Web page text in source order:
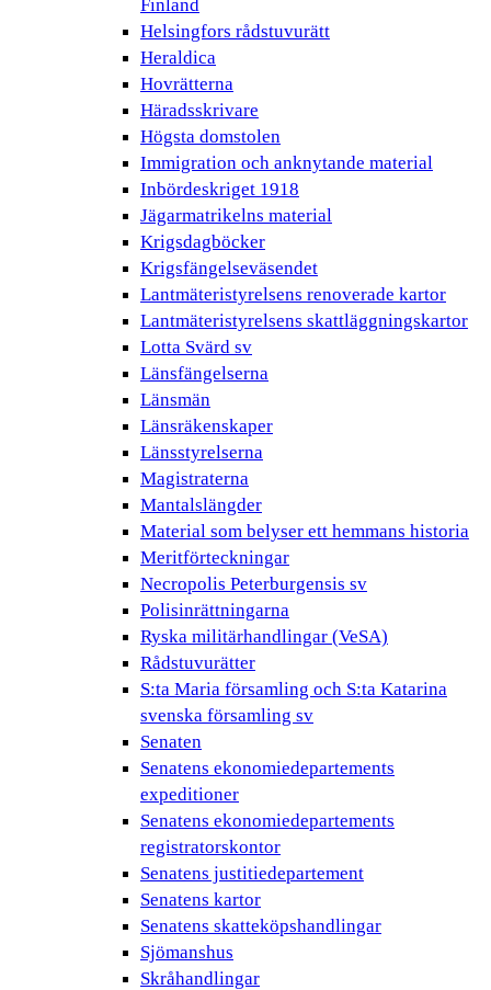
Finland
Helsingfors rådstuvurätt
Heraldica
Hovrätterna
Häradsskrivare
Högsta domstolen
Immigration och anknytande material
Inbördeskriget 1918
Jägarmatrikelns material
Krigsdagböcker
Krigsfängelseväsendet
Lantmäteristyrelsens renoverade kartor
Lantmäteristyrelsens skattläggningskartor
Lotta Svärd sv
Länsfängelserna
Länsmän
Länsräkenskaper
Länsstyrelserna
Magistraterna
Mantalslängder
Material som belyser ett hemmans historia
Meritförteckningar
Necropolis Peterburgensis sv
Polisinrättningarna
Ryska militärhandlingar (VeSA)
Rådstuvurätter
S:ta Maria församling och S:ta Katarina
svenska församling sv
Senaten
Senatens ekonomiedepartements
expeditioner
Senatens ekonomiedepartements
registratorskontor
Senatens justitiedepartement
Senatens kartor
Senatens skatteköpshandlingar
Sjömanshus
Skråhandlingar